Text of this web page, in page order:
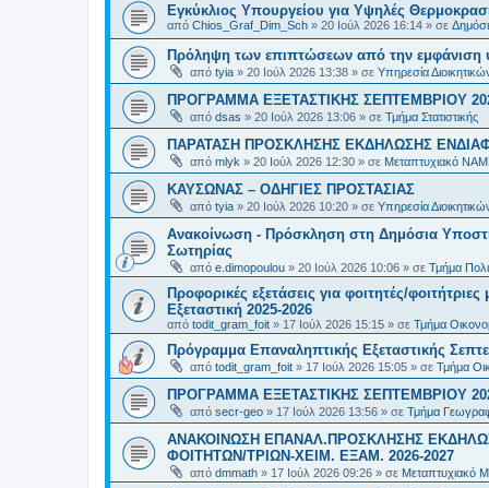
Εγκύκλιος Υπουργείου για Υψηλές
από Chios_Graf_Dim_Sch » 20 Ιούλ 2026 16:14 » σε
Πρόληψη των επιπτώσεων από την εμφάνιση
από tyia » 20 Ιούλ 2026 13:38 » σε Υπηρεσία
ΠΡΟΓΡΑΜΜΑ ΕΞΕΤΑΣΤΙΚΗΣ ΣΕΠΤΕΜΒΡΙΟΥ
από dsas » 20 Ιούλ 2026 13:06 » σε Τμήμα Στατιστικής
ΠΑΡΑΤΑΣΗ ΠΡΟΣΚΛΗΣΗΣ ΕΚΔΗΛΩΣΗΣ
από mlyk » 20 Ιούλ 2026 12:30 » σε Μεταπτυχιακό
ΚΑΥΣΩΝΑΣ – ΟΔΗΓΙΕΣ ΠΡΟΣΤΑΣΙΑΣ
από tyia » 20 Ιούλ 2026 10:20 » σε Υπηρεσία
Ανακοίνωση - Πρόσκληση στη Δημόσια
Σωτηρίας
από e.dimopoulou » 20 Ιούλ 2026 10:06 » σε Τμήμα
Προφορικές εξετάσεις για φοιτητές/
Εξεταστική 2025-2026
από todit_gram_foit » 17 Ιούλ 2026 15:15 » σε Τμήμα
Πρόγραμμα Επαναληπτικής Εξεταστικής
από todit_gram_foit » 17 Ιούλ 2026 15:05 » σε Τμήμα
ΠΡΟΓΡΑΜΜΑ ΕΞΕΤΑΣΤΙΚΗΣ ΣΕΠΤΕΜΒΡΙΟΥ
από secr-geo » 17 Ιούλ 2026 13:56 » σε Τμήμα
ΑΝΑΚΟΙΝΩΣΗ ΕΠΑΝΑΛ.ΠΡΟΣΚΛΗΣΗΣ
ΦΟΙΤΗΤΩΝ/ΤΡΙΩΝ-ΧΕΙΜ. ΕΞΑΜ. 2026-2027
από dmmath » 17 Ιούλ 2026 09:26 » σε Μεταπτυχιακό